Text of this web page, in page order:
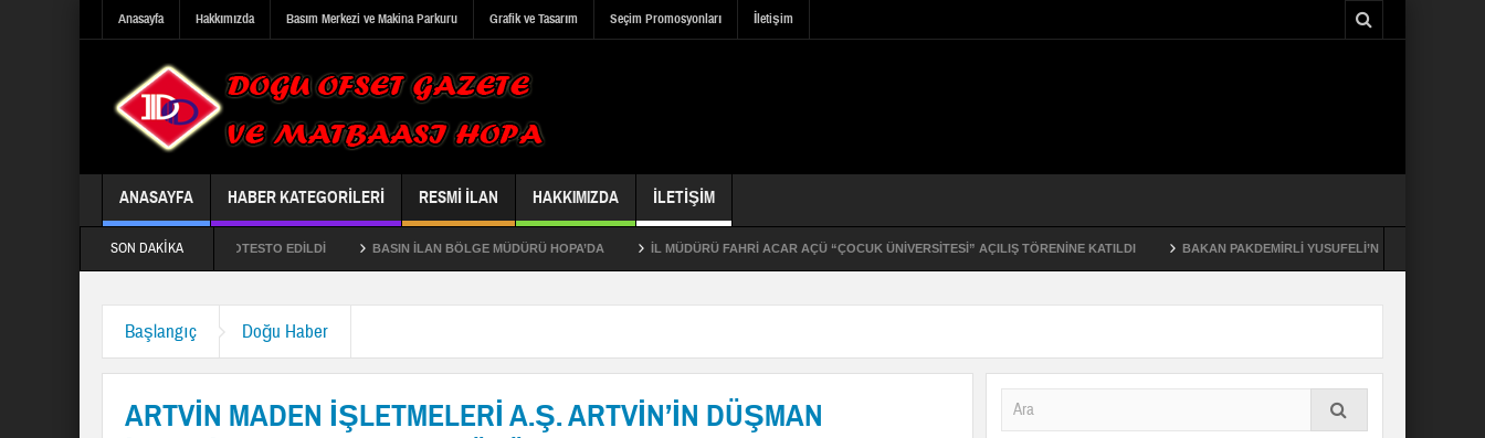
Anasayfa Hakkımızda Basım Merkezi ve Makina Parkuru Grafik ve Tasarım Seçim Promosyonları İletişim
ANASAYFA HABER KATEGORILERI RESMI İLAN HAKKIMIZDA İLETIŞIM
SON DAKIKA
TOPLANTISI HORONLA PROTESTO EDİLDİ BASIN İLAN BÖLGE MÜDÜRÜ HOPA’DA İL MÜDÜRÜ FAHRİ ACAR AÇÜ “ÇOCUK ÜNİVERSİTESİ” AÇILIŞ TÖRENİNE KATILDI BAKAN PAKDEMİRLİ YUSUFELİ’NDE
Başlangıç Doğu Haber
ARTVİN MADEN İŞLETMELERİ A.Ş. ARTVİN’İN DÜŞMAN